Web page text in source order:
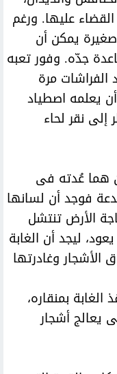
عليها. ورغم
يمكن أن
جدّه. وفور تعبه
مرة
يعلمه اصطياد
إلى نقر لحاء
هما عُدته فى
فوجد أن لسانها
الأرض تنتشل
ليجد أن الغابة
وغادرتها
بمنقاره،
يعالج أشجار